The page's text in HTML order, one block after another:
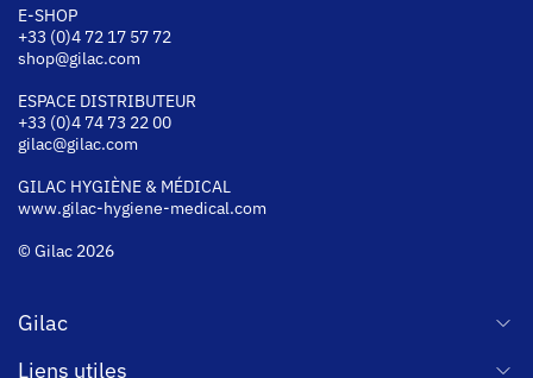
E-SHOP
+33 (0)4 72 17 57 72
shop@gilac.com
ESPACE DISTRIBUTEUR
+33 (0)4 74 73 22 00
gilac@gilac.com
GILAC HYGIÈNE & MÉDICAL
www.gilac-hygiene-medical.com
© Gilac 2026
Gilac
Liens utiles